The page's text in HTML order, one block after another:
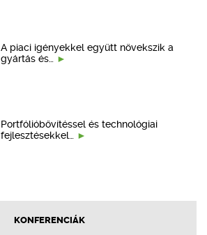
A piaci igényekkel együtt növekszik a
gyártás és…
Portfólióbővítéssel és technológiai
fejlesztésekkel…
KONFERENCIÁK